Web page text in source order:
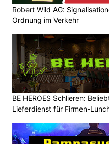
Robert Wild AG:
Ordnung im Verkehr
BE HEROES Schlieren:
Lieferdienst für Firmen-